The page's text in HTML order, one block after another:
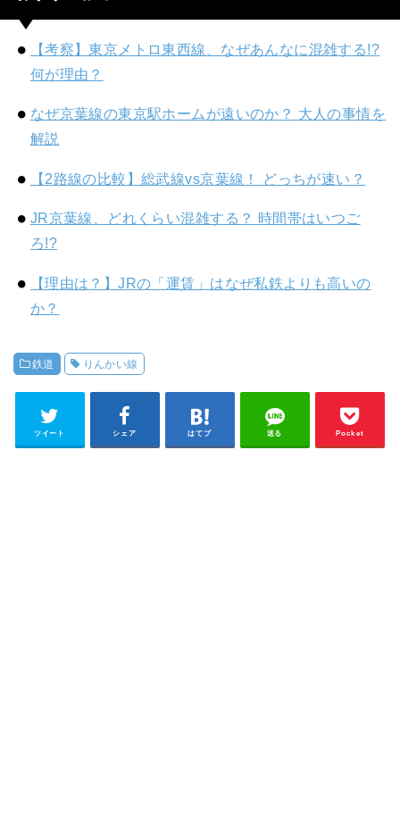
【考察】東京メトロ東西線、なぜあんなに混雑する!?
何が理由？
なぜ京葉線の東京駅ホームが遠いのか？ 大人の事情を
解説
【2路線の比較】総武線vs京葉線！ どっちが速い？
JR京葉線、どれくらい混雑する？ 時間帯はいつご
ろ!?
【理由は？】JRの「運賃」はなぜ私鉄よりも高いの
か？
鉄道 りんかい線
ツイート シェア はてブ 送る Pocket